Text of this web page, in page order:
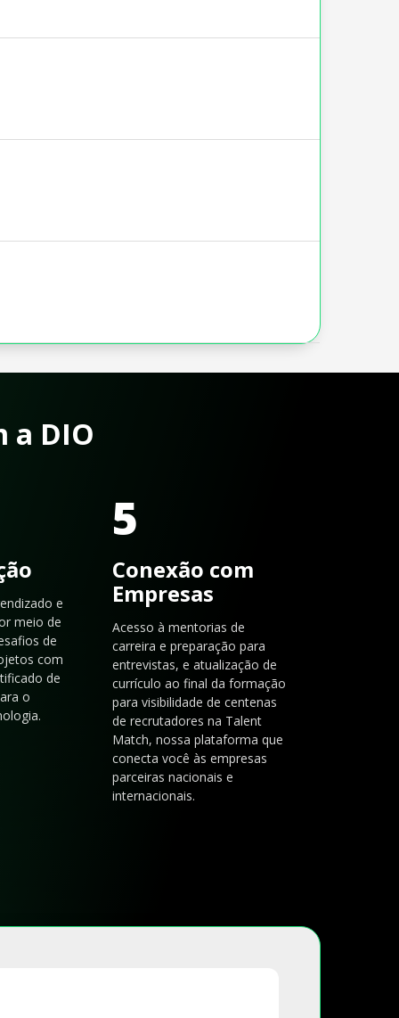
a DIO
e
meio de
de
com
de
o
5
Conexão com
Empresas
Acesso à mentorias de
carreira e preparação para
entrevistas, e atualização de
currículo ao final da formação
para visibilidade de centenas
de recrutadores na Talent
Match, nossa plataforma que
conecta você às empresas
parceiras nacionais e
internacionais.